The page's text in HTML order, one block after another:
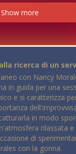
Show more
alla ricerca di un
con Nancy
in guida per una
e si caratterizza
in modo
rilassata
di
con la gonna.